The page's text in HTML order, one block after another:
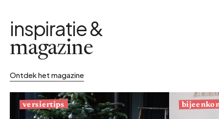
inspiratie &
magazine
Ontdek het magazine
versiertips